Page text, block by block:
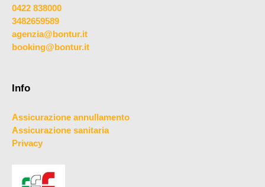
0422 838000
3482659589
agenzia@bontur.it
booking@bontur.it
Info
Assicurazione annullamento
Assicurazione sanitaria
Privacy